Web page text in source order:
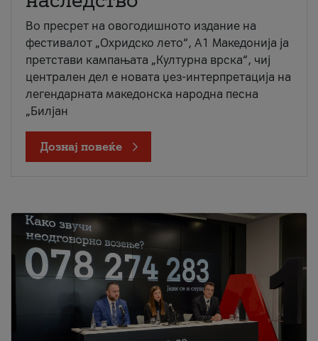
Во пресрет на овогодишното издание на
фестивалот „Охридско лето“, А1 Македонија ја
претстави кампањата „Културна врска“, чиј
централен дел е новата џез-интерпретација на
легендарната македонска народна песна
„Билјан
Дознај повеќе